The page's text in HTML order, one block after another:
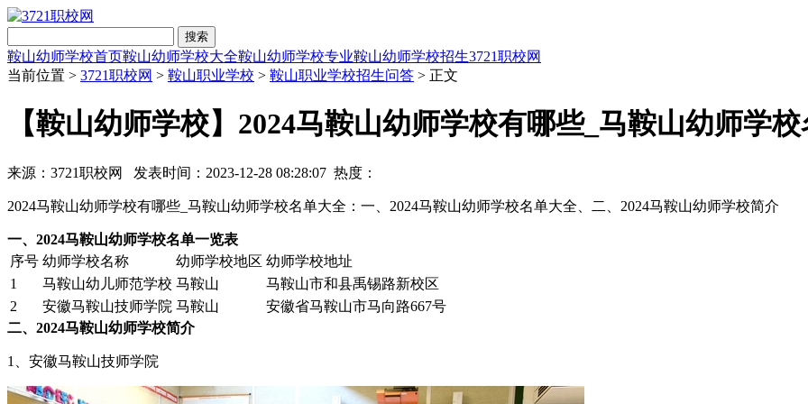
搜索
鞍山幼师学校首页鞍山幼师学校大全鞍山幼师学校专业鞍山幼师学校招生3721职校网
当前位置 > 3721职校网 > 鞍山职业学校 > 鞍山职业学校招生问答 > 正文
【鞍山幼师学校】2024马鞍山幼师学校有哪些_马鞍山幼师学
来源：3721职校网 发表时间：2023-12-28 08:28:07 热度：
2024马鞍山幼师学校有哪些_马鞍山幼师学校名单大全：一、2024马鞍山幼师学校名单大全、二、2024马鞍山幼师学校简介
一、2024马鞍山幼师学校名单一览表
序号 幼师学校名称 幼师学校地区 幼师学校地址
1
马鞍山幼儿师范学校 马鞍山
马鞍山市和县禹锡路新校区
2
安徽马鞍山技师学院 马鞍山
安徽省马鞍山市马向路667号
二、2024马鞍山幼师学校简介
1、安徽马鞍山技师学院